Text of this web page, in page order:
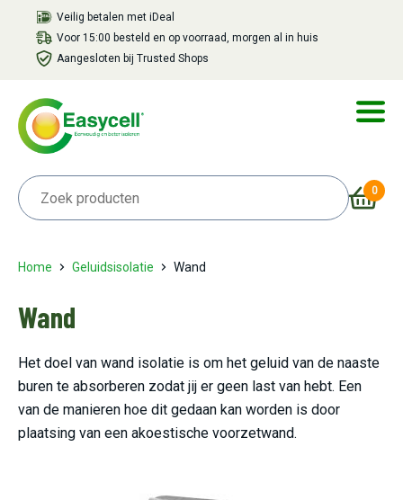
Veilig betalen met iDeal
Voor 15:00 besteld en op voorraad, morgen al in huis
Aangesloten bij Trusted Shops
0
Home Geluidsisolatie Wand
Wand
Het doel van wand isolatie is om het geluid van de naaste
buren te absorberen zodat jij er geen last van hebt. Een
van de manieren hoe dit gedaan kan worden is door
plaatsing van een akoestische voorzetwand.